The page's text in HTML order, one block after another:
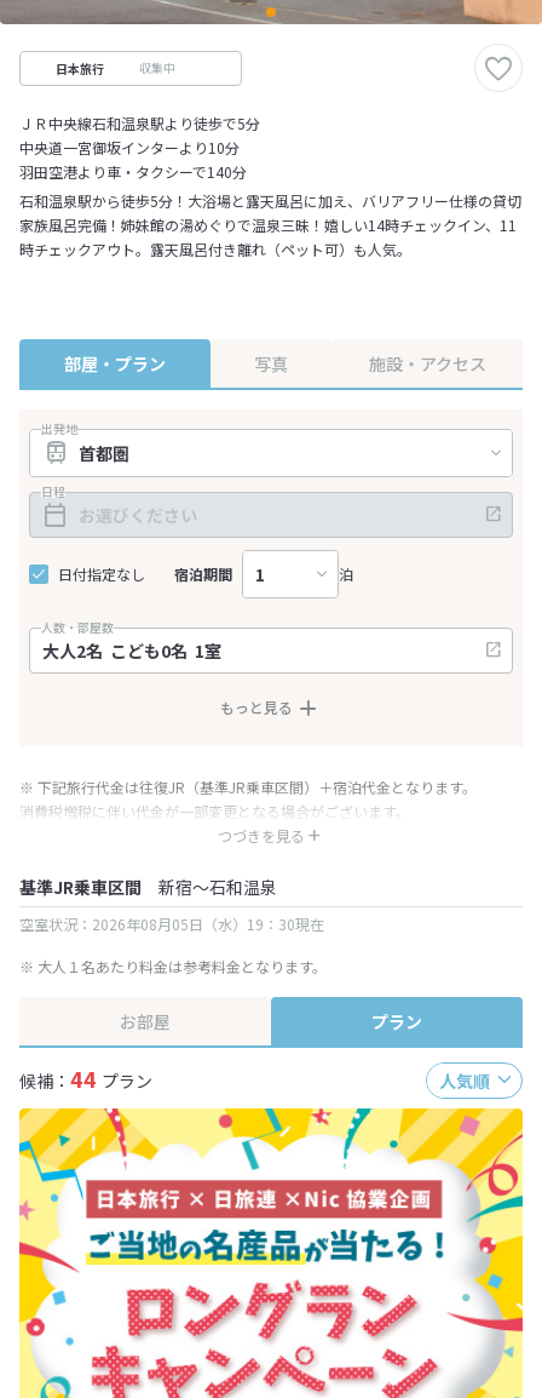
日本旅行 収集中
ＪＲ中央線石和温泉駅より徒歩で5分
中央道一宮御坂インターより10分
羽田空港より車・タクシーで140分
石和温泉駅から徒歩5分！大浴場と露天風呂に加え、バリアフリー仕様の貸切
家族風呂完備！姉妹館の湯めぐりで温泉三昧！嬉しい14時チェックイン、11
時チェックアウト。露天風呂付き離れ（ペット可）も人気。
部屋・プラン 写真 施設・アクセス
出発地
日程
日付指定なし 宿泊期間 泊
人数・部屋数
もっと見る
つづきを見る
※ 下記旅行代金は往復JR（基準JR乗車区間）＋宿泊代金となります。
消費税増税に伴い代金が一部変更となる場合がございます。
※ 表示されている旅行代金・プラン内容は一定時間ごとに更新されます。最
基準JR乗車区間 新宿～石和温泉
空室状況：2026年08月05日（水）19：30現在
※ 大人１名あたり料金は参考料金となります。
お部屋 プラン
候補： 44 プラン 人気順